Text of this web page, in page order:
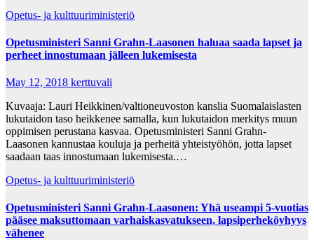
Opetus- ja kulttuuriministeriö
Opetusministeri Sanni Grahn-Laasonen haluaa saada lapset ja
perheet innostumaan jälleen lukemisesta
May 12, 2018 kerttuvali
Kuvaaja: Lauri Heikkinen/valtioneuvoston kanslia Suomalaislasten
lukutaidon taso heikkenee samalla, kun lukutaidon merkitys muun
oppimisen perustana kasvaa. Opetusministeri Sanni Grahn-
Laasonen kannustaa kouluja ja perheitä yhteistyöhön, jotta lapset
saadaan taas innostumaan lukemisesta.…
Opetus- ja kulttuuriministeriö
Opetusministeri Sanni Grahn-Laasonen: Yhä useampi 5-vuotias
pääsee maksuttomaan varhaiskasvatukseen, lapsiperheköyhyys
vähenee